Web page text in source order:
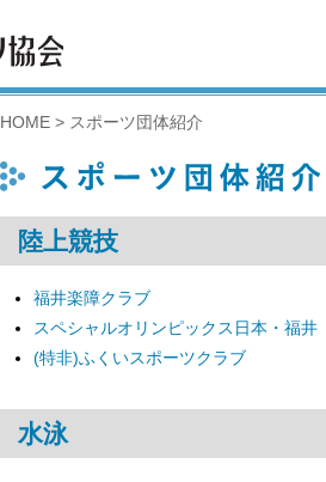
HOME > スポーツ団体紹介
陸上競技
福井楽障クラブ
スペシャルオリンピックス日本・福井
(特非)ふくいスポーツクラブ
水泳